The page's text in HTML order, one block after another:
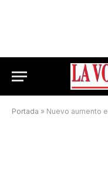
Portada » Nuevo aumento en el